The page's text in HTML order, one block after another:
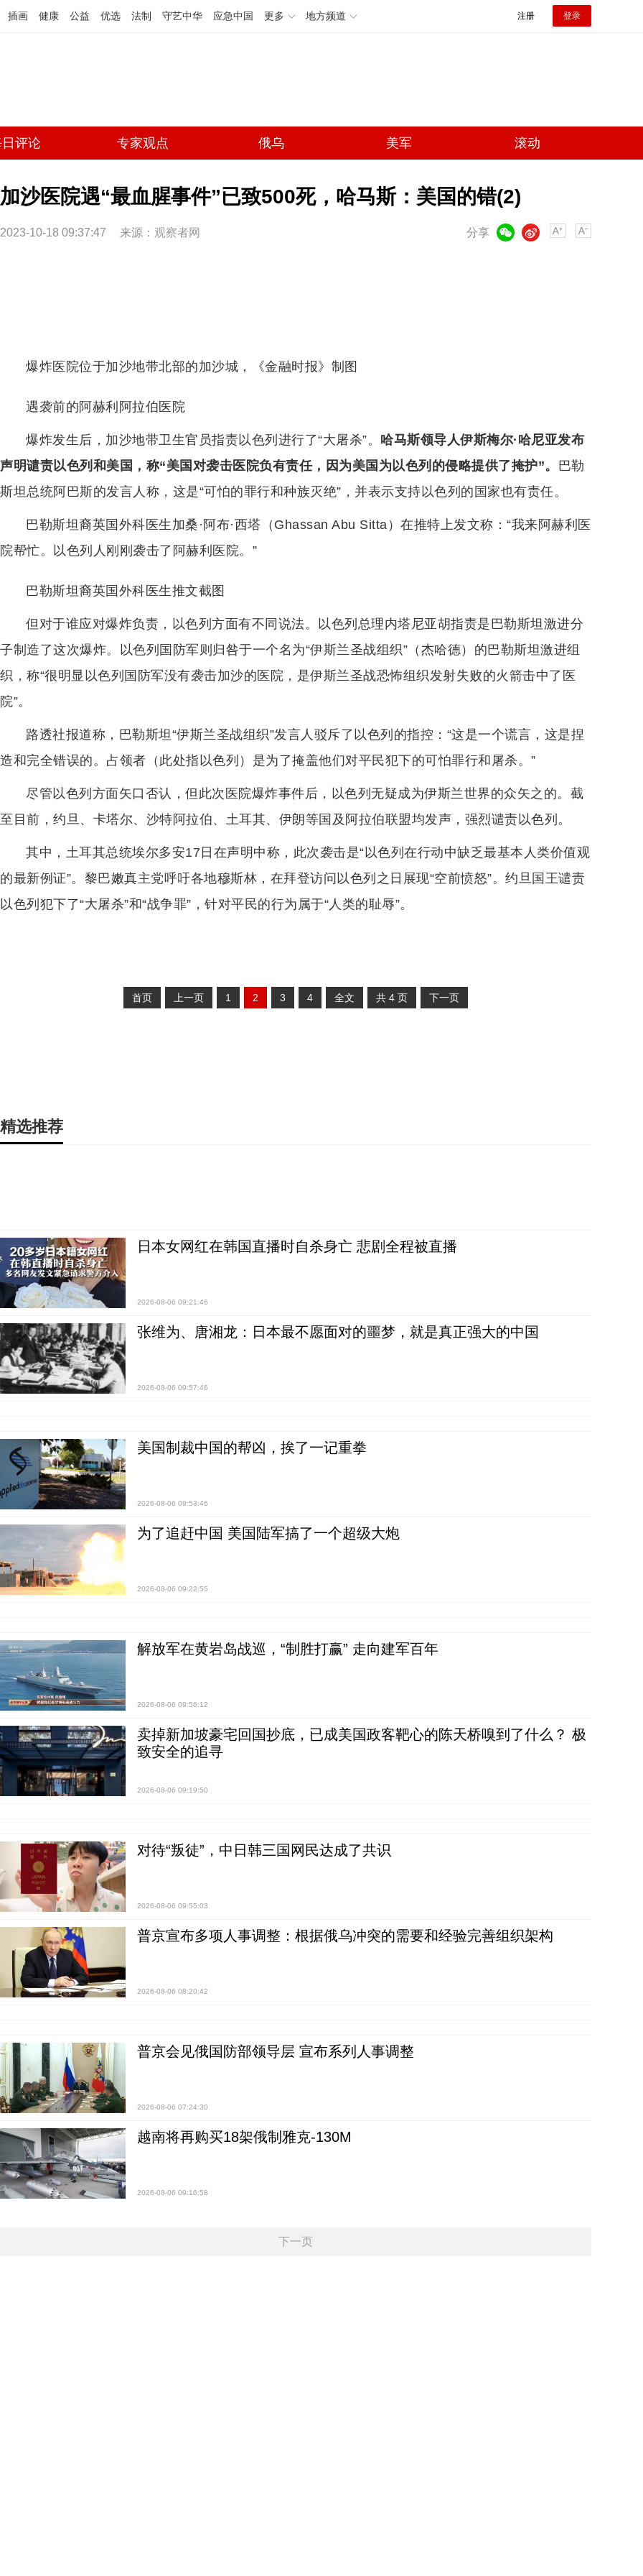
插画 健康 公益 优选 法制 守艺中华 应急中国 更多 地方频道 注册 登录
评论 专家观点 俄乌 美军 滚动
加沙医院遇“最血腥事件”已致500死，哈马斯：美国的错(2)
2023-10-18 09:37:47 来源： 观察者网 分享
微博
爆炸医院位于加沙地带北部的加沙城，《金融时报》制图
遇袭前的阿赫利阿拉伯医院
爆炸发生后，加沙地带卫生官员指责以色列进行了“大屠杀”。 哈马斯领导人伊斯梅尔·哈尼亚发布
声明谴责以色列和美国，称“美国对袭击医院负有责任，因为美国为以色列的侵略提供了掩护”。
巴勒
斯坦总统阿巴斯的发言人称，这是“可怕的罪行和种族灭绝”，并表示支持以色列的国家也有责任。
巴勒斯坦裔英国外科医生加桑·阿布·西塔（Ghassan Abu Sitta）在推特上发文称：“我来阿赫利医
院帮忙。以色列人刚刚袭击了阿赫利医院。”
巴勒斯坦裔英国外科医生推文截图
但对于谁应对爆炸负责，以色列方面有不同说法。以色列总理内塔尼亚胡指责是巴勒斯坦激进分
子制造了这次爆炸。以色列国防军则归咎于一个名为“伊斯兰圣战组织”（杰哈德）的巴勒斯坦激进组
织，称“很明显以色列国防军没有袭击加沙的医院，是伊斯兰圣战恐怖组织发射失败的火箭击中了医
院”。
路透社报道称，巴勒斯坦“伊斯兰圣战组织”发言人驳斥了以色列的指控：“这是一个谎言，这是捏
造和完全错误的。占领者（此处指以色列）是为了掩盖他们对平民犯下的可怕罪行和屠杀。”
尽管以色列方面矢口否认，但此次医院爆炸事件后，以色列无疑成为伊斯兰世界的众矢之的。截
至目前，约旦、卡塔尔、沙特阿拉伯、土耳其、伊朗等国及阿拉伯联盟均发声，强烈谴责以色列。
其中，土耳其总统埃尔多安17日在声明中称，此次袭击是“以色列在行动中缺乏最基本人类价值观
的最新例证”。黎巴嫩真主党呼吁各地穆斯林，在拜登访问以色列之日展现“空前愤怒”。约旦国王谴责
以色列犯下了“大屠杀”和“战争罪”，针对平民的行为属于“人类的耻辱”。
首页 上一页 1 2 3 4 全文 共 4 页 下一页
精选推荐
日本女网红在韩国直播时自杀身亡 悲剧全程被直播
2026-08-06 09:21:46
张维为、唐湘龙：日本最不愿面对的噩梦，就是真正强大的中国
2026-08-06 09:57:46
美国制裁中国的帮凶，挨了一记重拳
2026-08-06 09:53:46
为了追赶中国 美国陆军搞了一个超级大炮
2026-08-06 09:22:55
解放军在黄岩岛战巡，“制胜打赢” 走向建军百年
2026-08-06 09:56:12
卖掉新加坡豪宅回国抄底，已成美国政客靶心的陈天桥嗅到了什么？ 极
致安全的追寻
2026-08-06 09:19:50
对待“叛徒”，中日韩三国网民达成了共识
2026-08-06 09:55:03
普京宣布多项人事调整：根据俄乌冲突的需要和经验完善组织架构
2026-08-06 08:20:42
普京会见俄国防部领导层 宣布系列人事调整
2026-08-06 07:24:30
越南将再购买18架俄制雅克-130M
2026-08-06 09:16:58
下一页